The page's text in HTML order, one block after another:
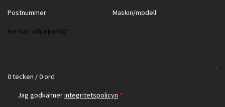
0 tecken / 0 ord
Jag godkännerintegritetspolicyn *